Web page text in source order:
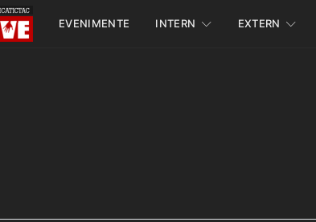
EVENIMENTE INTERN EXTERN